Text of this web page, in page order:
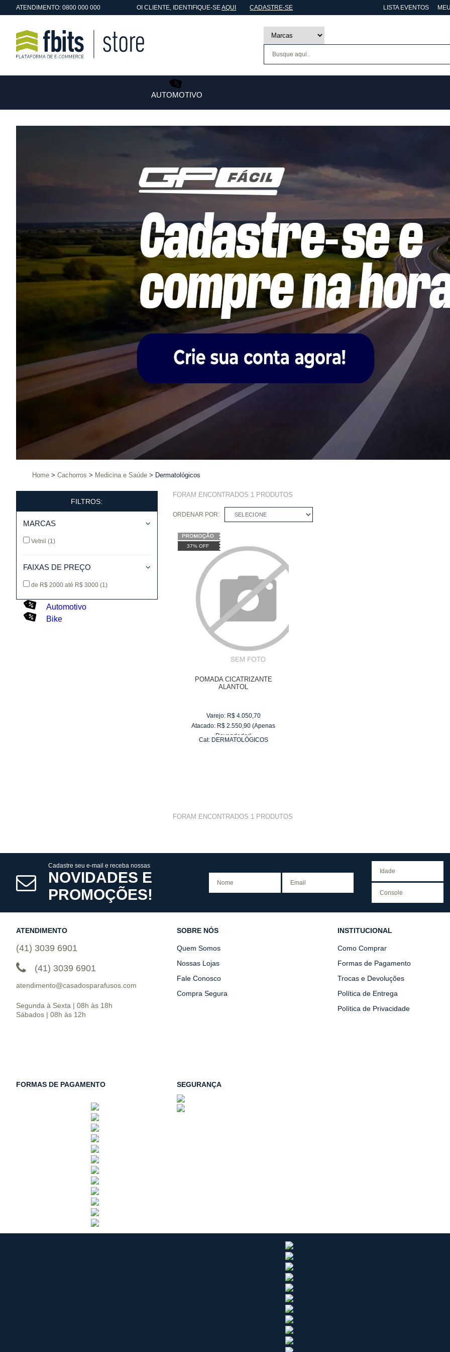
ATENDIMENTO: 0800 000 000 OICLIENTE, IDENTIFIQUE-SEAQUI CADASTRE-SE LISTA EVENTOS
AUTOMOTIVO
Home Cachorros Medicina e Saúde Dermatológicos
FILTROS:
MARCAS
Vetnil (1)
FAIXAS DE PREÇO
de R$ 2000 até R$ 3000 (1)
Automotivo
Bike
FORAM ENCONTRADOS 1PRODUTOS
ORDENAR POR: SELECIONE
37% OFF
POMADA CICATRIZANTE
ALANTOL
Varejo: R$ 4.050,70
Atacado: R$ 2.550,90 (Apenas
Revendedor)
Cat: DERMATOLÓGICOS
FORAM ENCONTRADOS 1PRODUTOS
Cadastre seu e-mail e receba nossas
NOVIDADES E
PROMOÇÕES!
ATENDIMENTO
(41) 3039 6901
(41) 3039 6901
atendimento@casadosparafusos.com
Segunda à Sexta | 08h às 18h
Sábados | 08h às 12h
SOBRE NÓS
Quem Somos
Nossas Lojas
Fale Conosco
Compra Segura
INSTITUCIONAL
Como Comprar
Formas de Pagamento
Trocas e Devoluções
Política de Entrega
Política de Privacidade
FORMAS DE PAGAMENTO SEGURANÇA